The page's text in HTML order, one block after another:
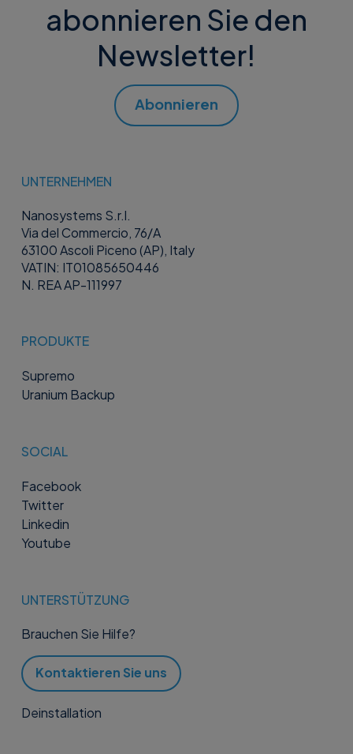
abonnieren Sie den
Newsletter!
Abonnieren
UNTERNEHMEN
Nanosystems S.r.l.
Via del Commercio, 76/A
63100 Ascoli Piceno (AP), Italy
VATIN: IT01085650446
N. REA AP-111997
PRODUKTE
Supremo
Uranium Backup
SOCIAL
Facebook
Twitter
Linkedin
Youtube
UNTERSTÜTZUNG
Brauchen Sie Hilfe?
Kontaktieren Sie uns
Deinstallation